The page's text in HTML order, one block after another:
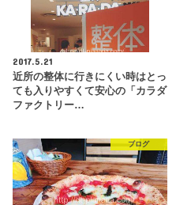
2017.5.21
近所の整体に行きにくい時はとっ
ても入りやすくて安心の「カラダ
ファクトリー…
ブログ